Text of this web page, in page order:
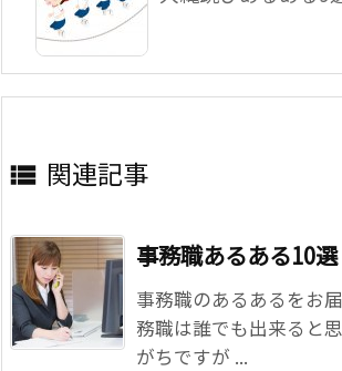
 関連記事
事務職あるある10選
事務職のあるあるをお
務職は誰でも出来ると
がちですが ...